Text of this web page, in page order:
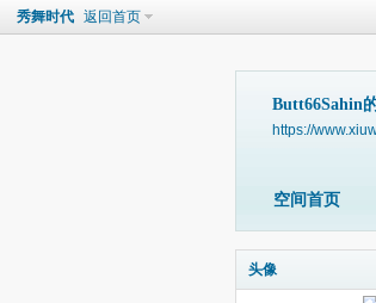
秀舞时代 返回首页
Butt66Sahin
https://
空间首页
头像